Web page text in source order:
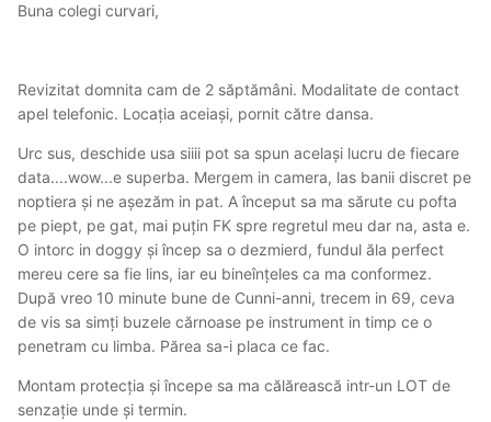
Buna colegi curvari,
Revizitat domnita cam de 2 săptămâni. Modalitate de contact
apel telefonic. Locația aceiași, pornit către dansa.
Urc sus, deschide usa siiii pot sa spun același lucru de fiecare
data....wow...e superba. Mergem in camera, las banii discret pe
noptiera și ne așezăm in pat. A început sa ma sărute cu pofta
pe piept, pe gat, mai puțin FK spre regretul meu dar na, asta e.
O intorc in doggy și încep sa o dezmierd, fundul ăla perfect
mereu cere sa fie lins, iar eu bineînțeles ca ma conformez.
După vreo 10 minute bune de Cunni-anni, trecem in 69, ceva
de vis sa simți buzele cărnoase pe instrument in timp ce o
penetram cu limba. Părea sa-i placa ce fac.
Montam protecția și începe sa ma călărească intr-un LOT de
senzație unde și termin.